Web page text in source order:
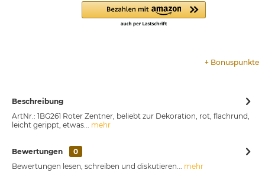
+ Bonuspunkte
Beschreibung
ArtNr.: 1BG261 Roter Zentner, beliebt zur Dekoration, rot, flachrund,
leicht gerippt, etwas... mehr
Bewertungen
0
Bewertungen lesen, schreiben und diskutieren... mehr